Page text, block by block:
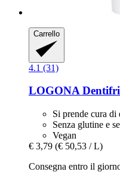
Carrello
4.1 (31)
LOGONA
Si prende cura di
Senza glutine e
Vegan
€ 3,79 (€ 50,53 / L)
Consegna entro il